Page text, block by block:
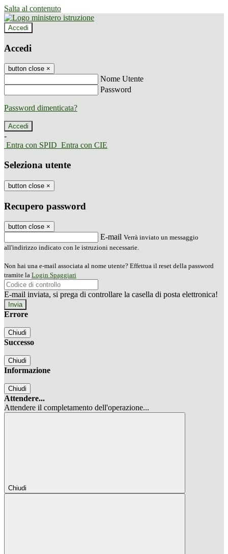
Salta al contenuto
Accedi
Accedi
button close ×
Nome Utente
Password
Password dimenticata?
-
Entra con SPID Entra con CIE
Seleziona utente
button close ×
Recupero password
button close ×
E-mail Verrà inviato un messaggio
all'indirizzo indicato con le istruzioni necessarie.
Non hai una e-mail associata al nome utente? Effettua il reset della password
tramite la Login Spaggiari
E-mail inviata, si prega di controllare la casella di posta elettronica!
Errore
Chiudi
Successo
Chiudi
Informazione
Chiudi
Attendere...
Attendere il completamento dell'operazione...
Chiudi